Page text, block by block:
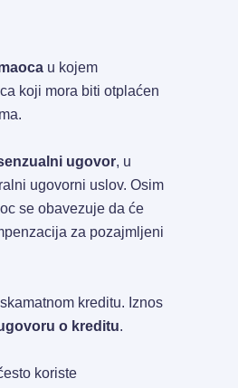
u kojem
koji mora biti otplaćen
ugovor, u
ugovorni uslov. Osim
se obavezuje da će
za pozajmljeni
kreditu. Iznos
o kreditu.
koriste